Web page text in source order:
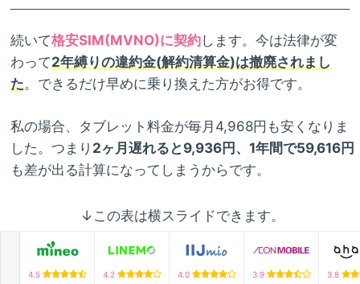
続いて格安SIM(MVNO)に契約します。今は法律が変
わって2年縛りの違約金(解約清算金)は撤廃されまし
た。できるだけ早めに乗り換えた方がお得です。
私の場合、タブレット料金が毎月4,968円も安くなりま
した。つまり 2ヶ月遅れると9,936円、1年間で59,616円
も差が出る計算になってしまうからです。
↓この表は横スライドできます。
4.5 4.2 4.0 3.9 3.8